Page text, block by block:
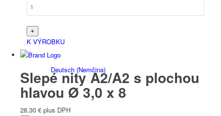
Deutsch(Nemčina)
K VÝROBKU
Slepé nity A2/A2 s plochou
hlavou Ø 3,0 x 8
28,30 € plus DPH